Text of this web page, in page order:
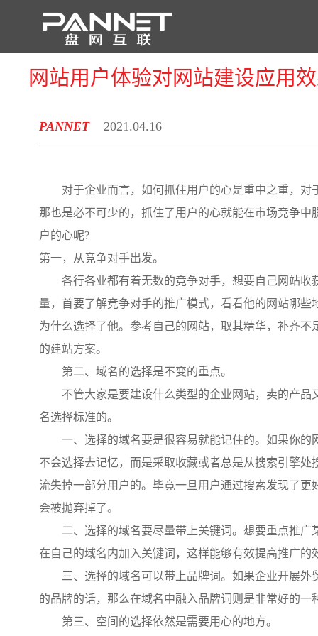
首 页
网站用户体验对网站建设应用
PANNET 2021.04.16
对于企业而言，如何抓住用户的心是重中之重，对
那也是必不可少的，抓住了用户的心就能在市场竞争中
户的心呢?
第一，从竞争对手出发。
各行各业都有着无数的竞争对手，想要自己网站收
量，首要了解竞争对手的推广模式，看看他的网站哪些
为什么选择了他。参考自己的网站，取其精华，补齐不
的建站方案。
第二、域名的选择是不变的重点。
不管大家是要建设什么类型的企业网站，卖的产品
名选择标准的。
一、选择的域名要是很容易就能记住的。如果你的
不会选择去记忆，而是采取收藏或者总是从搜索引擎处
流失掉一部分用户的。毕竟一旦用户通过搜索发现了更
会被抛弃掉了。
二、选择的域名要尽量带上关键词。想要重点推广
在自己的域名内加入关键词，这样能够有效提高推广的
三、选择的域名可以带上品牌词。如果企业开展外
的品牌的话，那么在域名中融入品牌词则是非常好的一
第三、空间的选择依然是需要用心的地方。